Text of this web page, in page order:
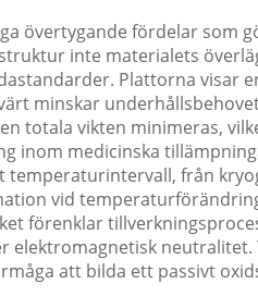
övertygande fördelar
inte materialets
Plattorna
minskar
totala vikten minimeras,
inom medicinska
från
vid
förenklar
elektromagnetisk
att bilda ett passivt